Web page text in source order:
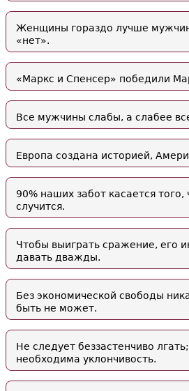
Женщины гораздо лучше
«нет».
«Маркс и Спенсер» победили
Все мужчины слабы, а слабее
Европа создана историей,
90% наших забот касается того,
случится.
Чтобы выиграть сражение, его
давать дважды.
Без экономической свободы
быть не может.
Не следует беззастенчиво
необходима уклончивость.